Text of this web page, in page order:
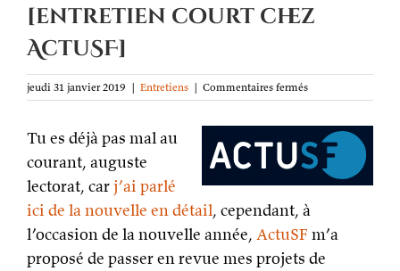
[entretien court chez
ActuSF]
jeudi 31 janvier 2019 | Entretiens | Commentaires ferméssur
Quels
2019 ?
[entretien
court
ActuSF]
Tu es déjà pas mal au
courant, auguste
lectorat, car j’ai parlé
ici de la nouvelle en détail, cependant, à
l’occasion de la nouvelle année, ActuSF m’a
proposé de passer en revue mes projets de